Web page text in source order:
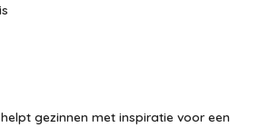
helpt gezinnen met inspiratie voor een